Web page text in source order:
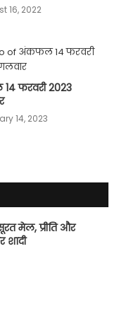
16, 2022
फरवरी 2023
14, 2023
मेल, प्रीति और
शादी